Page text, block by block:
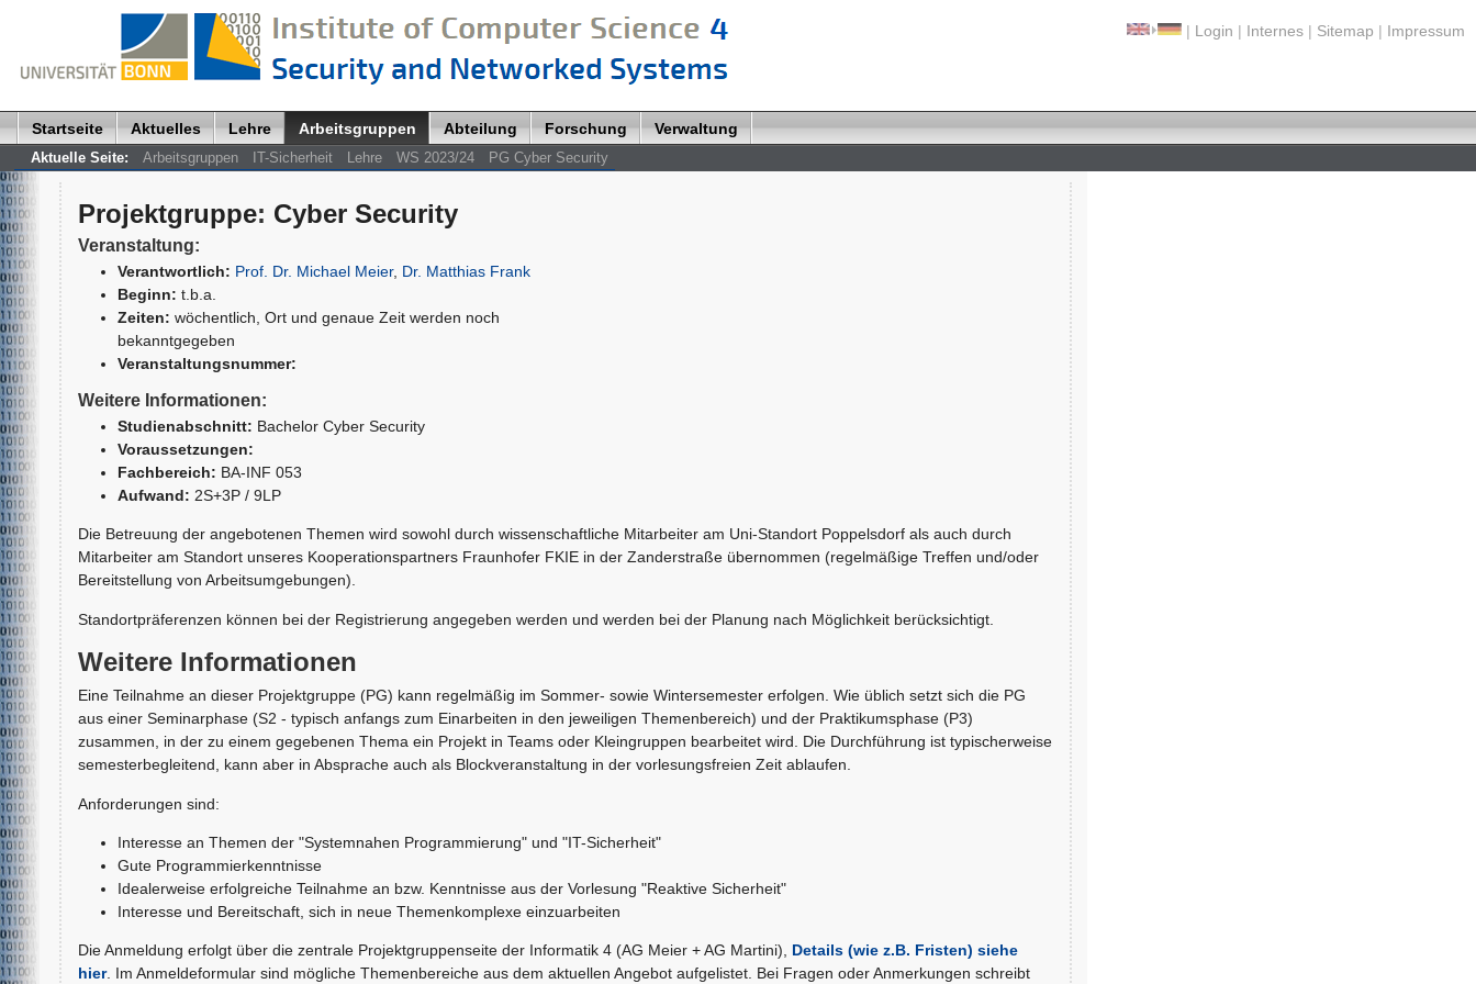
| Login | Internes | Sitemap | Impressum
Startseite Aktuelles Lehre Arbeitsgruppen Abteilung Forschung Verwaltung
Aktuelle Seite: Arbeitsgruppen IT-Sicherheit Lehre WS 2023/24 PG Cyber Security
Projektgruppe: Cyber Security
Veranstaltung:
Verantwortlich: Prof. Dr. Michael Meier, Dr. Matthias Frank
Beginn: t.b.a.
Zeiten: wöchentlich, Ort und genaue Zeit werden noch
bekanntgegeben
Veranstaltungsnummer:
Weitere Informationen:
Studienabschnitt: Bachelor Cyber Security
Voraussetzungen:
Fachbereich: BA-INF 053
Aufwand: 2S+3P / 9LP
Die Betreuung der angebotenen Themen wird sowohl durch wissenschaftliche Mitarbeiter am Uni-Standort Poppelsdorf als auch durch
Mitarbeiter am Standort unseres Kooperationspartners Fraunhofer FKIE in der Zanderstraße übernommen (regelmäßige Treffen und/oder
Bereitstellung von Arbeitsumgebungen).
Standortpräferenzen können bei der Registrierung angegeben werden und werden bei der Planung nach Möglichkeit berücksichtigt.
Weitere Informationen
Eine Teilnahme an dieser Projektgruppe (PG) kann regelmäßig im Sommer- sowie Wintersemester erfolgen. Wie üblich setzt sich die PG
aus einer Seminarphase (S2 - typisch anfangs zum Einarbeiten in den jeweiligen Themenbereich) und der Praktikumsphase (P3)
zusammen, in der zu einem gegebenen Thema ein Projekt in Teams oder Kleingruppen bearbeitet wird. Die Durchführung ist typischerweise
semesterbegleitend, kann aber in Absprache auch als Blockveranstaltung in der vorlesungsfreien Zeit ablaufen.
Anforderungen sind:
Interesse an Themen der "Systemnahen Programmierung" und "IT-Sicherheit"
Gute Programmierkenntnisse
Idealerweise erfolgreiche Teilnahme an bzw. Kenntnisse aus der Vorlesung "Reaktive Sicherheit"
Interesse und Bereitschaft, sich in neue Themenkomplexe einzuarbeiten
Die Anmeldung erfolgt über die zentrale Projektgruppenseite der Informatik 4 (AG Meier + AG Martini), Details (wie z.B. Fristen) siehe
hier. Im Anmeldeformular sind mögliche Themenbereiche aus dem aktuellen Angebot aufgelistet. Bei Fragen oder Anmerkungen schreibt